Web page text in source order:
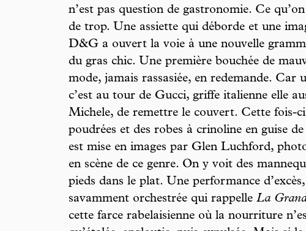
n’est pas question de gastronomie. Ce
de trop. Une assiette qui déborde et une
D&G a ouvert la voie à une nouvelle
du gras chic. Une première bouchée de
mode, jamais rassasiée, en redemande. Car
c’est au tour de Gucci, griffe italienne elle
Michele, de remettre le couvert. Cette fois-ci
poudrées et des robes à crinoline en guise
est mise en images par Glen Luchford,
en scène de ce genre. On y voit des
pieds dans le plat. Une performance
savamment orchestrée qui rappelle La
cette farce rabelaisienne où la nourriture